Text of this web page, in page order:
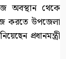
অবস্থান থেকে
করতে উপজেলা
প্রধানমন্ত্রী